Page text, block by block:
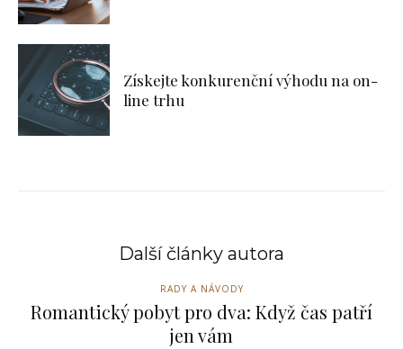
Získejte konkurenční výhodu na on-
line trhu
Další články autora
RADY A NÁVODY
Romantický pobyt pro dva: Když čas patří
jen vám